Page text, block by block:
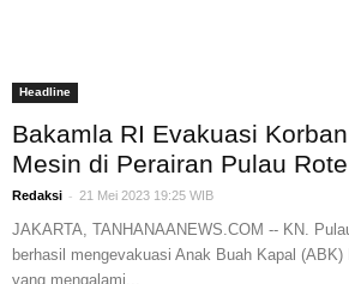
Headline
Bakamla RI Evakuasi
Mesin di Perairan Pulau Rote
Redaksi - 21 Mei 2023 19:25 WIB
JAKARTA, TANHANAANEWS.COM -- KN.
berhasil mengevakuasi Anak Buah Kapal
yang mengalami...